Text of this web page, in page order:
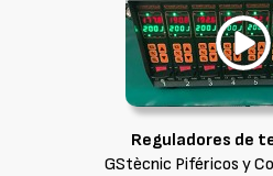
Reguladores de
GStècnic Piféricos y